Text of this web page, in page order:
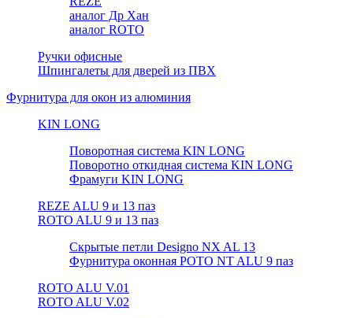
аналог Др Хан
аналог ROTO
Ручки офисные
Шпингалеты для дверей из ПВХ
Фурнитура для окон из алюминия
KIN LONG
Поворотная система KIN LONG
Поворотно откидная система KIN LONG
Фрамуги KIN LONG
REZE ALU 9 и 13 паз
ROTO ALU 9 и 13 паз
Скрытые петли Designo NX AL 13
Фурнитура оконная РОТО NT ALU 9 паз
ROTO ALU V.01
ROTO ALU V.02